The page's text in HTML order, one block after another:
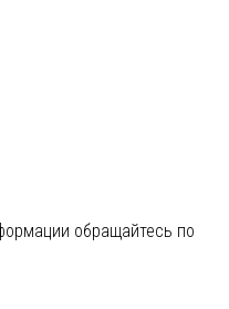
обращайтесь по